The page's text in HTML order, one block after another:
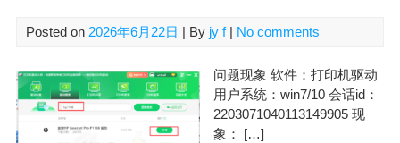
Posted on 2026年6月22日 | By jy f| No comments
问题现象 软件：打印机驱动
用户系统：win7/10 会话id：
2203071040113149905 现
象： […]